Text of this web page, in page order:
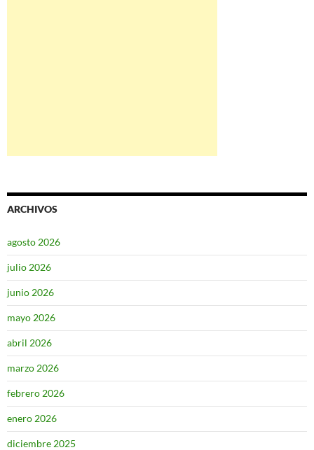
ARCHIVOS
agosto 2026
julio 2026
junio 2026
mayo 2026
abril 2026
marzo 2026
febrero 2026
enero 2026
diciembre 2025